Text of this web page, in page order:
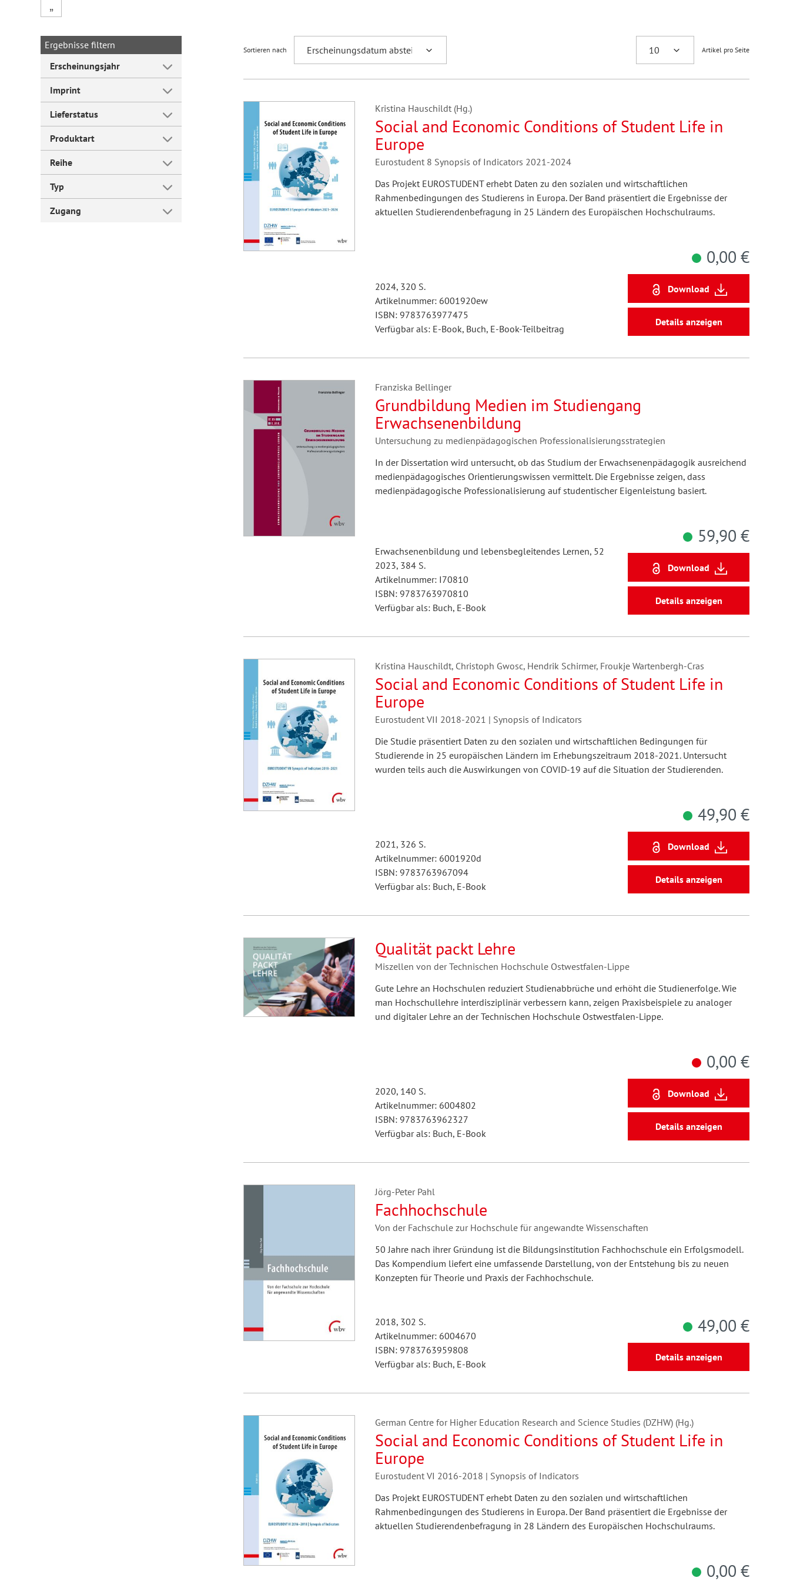
Forum Arbeitslehre
„
Ergebnisse filtern
Erscheinungsjahr
Imprint
Lieferstatus
Produktart
Reihe
Typ
Zugang
Sortieren nach Artikel pro Seite
Kristina Hauschildt (Hg.)
Social and Economic Conditions of Student Life in
Europe
Eurostudent 8 Synopsis of Indicators 2021-2024
Das Projekt EUROSTUDENT erhebt Daten zu den sozialen und wirtschaftlichen
Rahmenbedingungen des Studierens in Europa. Der Band präsentiert die Ergebnisse der
aktuellen Studierendenbefragung in 25 Ländern des Europäischen Hochschulraums.
2024, 320 S.
Artikelnummer: 6001920ew
ISBN: 9783763977475
Verfügbar als: E-Book, Buch, E-Book-Teilbeitrag
0,00 €
Download
Details anzeigen
Franziska Bellinger
Grundbildung Medien im Studiengang
Erwachsenenbildung
Untersuchung zu medienpädagogischen Professionalisierungsstrategien
In der Dissertation wird untersucht, ob das Studium der Erwachsenenpädagogik ausreichend
medienpädagogisches Orientierungswissen vermittelt. Die Ergebnisse zeigen, dass
medienpädagogische Professionalisierung auf studentischer Eigenleistung basiert.
Erwachsenenbildung und lebensbegleitendes Lernen, 52
2023, 384 S.
Artikelnummer: I70810
ISBN: 9783763970810
Verfügbar als: Buch, E-Book
59,90 €
Download
Details anzeigen
Kristina Hauschildt, Christoph Gwosc, Hendrik Schirmer, Froukje Wartenbergh-Cras
Social and Economic Conditions of Student Life in
Europe
Eurostudent VII 2018-2021 | Synopsis of Indicators
Die Studie präsentiert Daten zu den sozialen und wirtschaftlichen Bedingungen für
Studierende in 25 europäischen Ländern im Erhebungszeitraum 2018-2021. Untersucht
wurden teils auch die Auswirkungen von COVID-19 auf die Situation der Studierenden.
2021, 326 S.
Artikelnummer: 6001920d
ISBN: 9783763967094
Verfügbar als: Buch, E-Book
49,90 €
Download
Details anzeigen
Qualität packt Lehre
Miszellen von der Technischen Hochschule Ostwestfalen-Lippe
Gute Lehre an Hochschulen reduziert Studienabbrüche und erhöht die Studienerfolge. Wie
man Hochschullehre interdisziplinär verbessern kann, zeigen Praxisbeispiele zu analoger
und digitaler Lehre an der Technischen Hochschule Ostwestfalen-Lippe.
2020, 140 S.
Artikelnummer: 6004802
ISBN: 9783763962327
Verfügbar als: Buch, E-Book
0,00 €
Download
Details anzeigen
Jörg-Peter Pahl
Fachhochschule
Von der Fachschule zur Hochschule für angewandte Wissenschaften
50 Jahre nach ihrer Gründung ist die Bildungsinstitution Fachhochschule ein Erfolgsmodell.
Das Kompendium liefert eine umfassende Darstellung, von der Entstehung bis zu neuen
Konzepten für Theorie und Praxis der Fachhochschule.
2018, 302 S.
Artikelnummer: 6004670
ISBN: 9783763959808
Verfügbar als: Buch, E-Book
49,00 €
Details anzeigen
German Centre for Higher Education Research and Science Studies (DZHW) (Hg.)
Social and Economic Conditions of Student Life in
Europe
Eurostudent VI 2016-2018 | Synopsis of Indicators
Das Projekt EUROSTUDENT erhebt Daten zu den sozialen und wirtschaftlichen
Rahmenbedingungen des Studierens in Europa. Der Band präsentiert die Ergebnisse der
aktuellen Studierendenbefragung in 28 Ländern des Europäischen Hochschulraums.
0,00 €